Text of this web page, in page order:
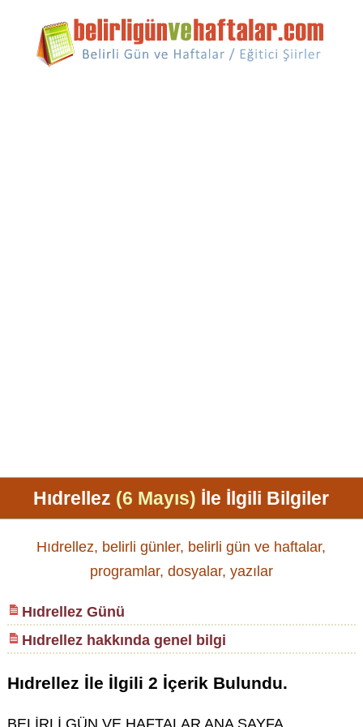
Hıdrellez (6 Mayıs) İle İlgili Bilgiler
Hıdrellez, belirli günler, belirli gün ve haftalar,
programlar, dosyalar, yazılar
Hıdrellez Günü
Hıdrellez hakkında genel bilgi
Hıdrellez İle İlgili 2 İçerik Bulundu.